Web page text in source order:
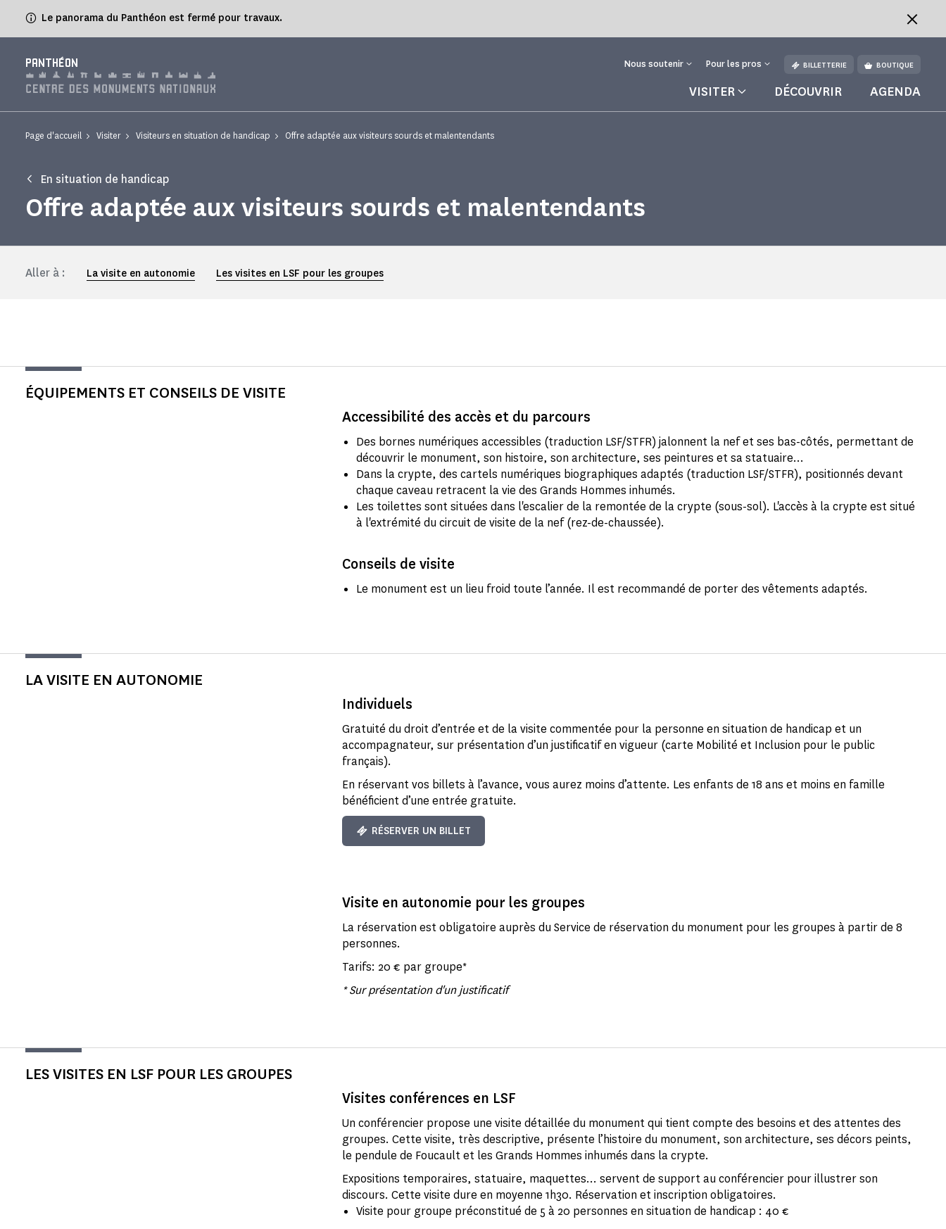
Le panorama du Panthéon est fermé pour travaux.
PANTHÉON Nous soutenir Pour les pros BILLETTERIE BOUTIQUE
VISITER DÉCOUVRIR AGENDA
Page d'accueil Visiter Visiteurs en situation de handicap Offre adaptée aux visiteurs sourds et malentendants
En situation de handicap
Offre adaptée aux visiteurs sourds et malentendants
Aller à : La visite en autonomie Les visites en LSF pour les groupes
ÉQUIPEMENTS ET CONSEILS DE VISITE
Accessibilité des accès et du parcours
Des bornes numériques accessibles (traduction LSF/STFR) jalonnent la nef et ses bas-côtés, permettant de
découvrir le monument, son histoire, son architecture, ses peintures et sa statuaire...
Dans la crypte, des cartels numériques biographiques adaptés (traduction LSF/STFR), positionnés devant
chaque caveau retracent la vie des Grands Hommes inhumés.
Les toilettes sont situées dans l'escalier de la remontée de la crypte (sous-sol). L'accès à la crypte est situé
à l'extrémité du circuit de visite de la nef (rez-de-chaussée).
Conseils de visite
Le monument est un lieu froid toute l’année. Il est recommandé de porter des vêtements adaptés.
LA VISITE EN AUTONOMIE
Individuels
Gratuité du droit d’entrée et de la visite commentée pour la personne en situation de handicap et un
accompagnateur, sur présentation d’un justificatif en vigueur (carte Mobilité et Inclusion pour le public
français).
En réservant vos billets à l’avance, vous aurez moins d’attente. Les enfants de 18 ans et moins en famille
bénéficient d’une entrée gratuite.
RÉSERVER UN BILLET
Visite en autonomie pour les groupes
La réservation est obligatoire auprès du Service de réservation du monument pour les groupes à partir de 8
personnes.
Tarifs: 20 € par groupe*
* Sur présentation d'un justificatif
LES VISITES EN LSF POUR LES GROUPES
Visites conférences en LSF
Un conférencier propose une visite détaillée du monument qui tient compte des besoins et des attentes des
groupes. Cette visite, très descriptive, présente l’histoire du monument, son architecture, ses décors peints,
le pendule de Foucault et les Grands Hommes inhumés dans la crypte.
Expositions temporaires, statuaire, maquettes... servent de support au conférencier pour illustrer son
discours. Cette visite dure en moyenne 1h30. Réservation et inscription obligatoires.
Visite pour groupe préconstitué de 5 à 20 personnes en situation de handicap : 40 €